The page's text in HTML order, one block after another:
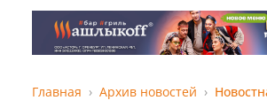
Главная Архив новостей